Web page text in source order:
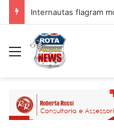
Menu